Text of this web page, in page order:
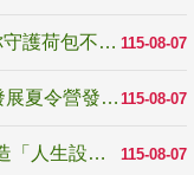
115-08-07
反詐騙宣導_防詐有道，霹靂布袋戲陪你守護荷包不受騙
115-08-07
跨越限制，探索潛能！115年多元潛能發展夏令營發掘生命無限可能
115-08-07
高齡不是終點而是夢想起點！教育部打造「人生設計夢工場」 參展第3屆高齡健康產業博覽會